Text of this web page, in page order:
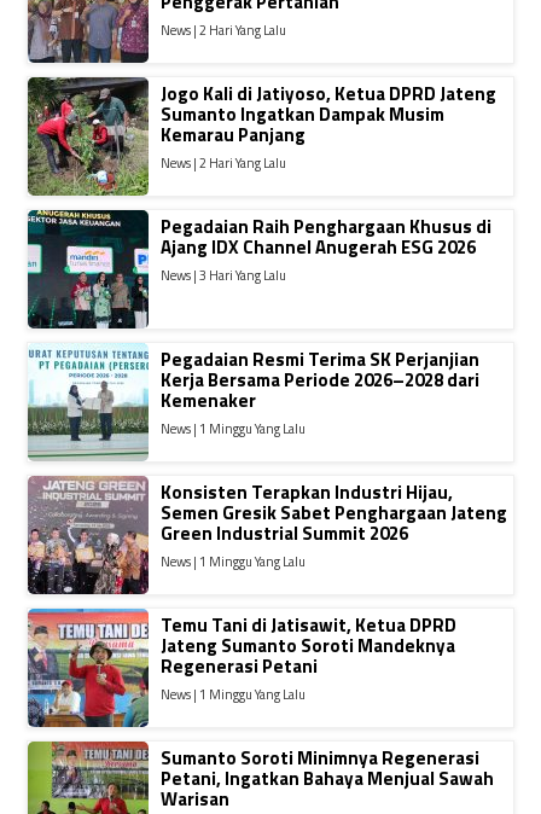
News | 2 Hari Yang Lalu
Jogo Kali di Jatiyoso, Ketua DPRD Jateng
Sumanto Ingatkan Dampak Musim
Kemarau Panjang
News | 2 Hari Yang Lalu
Pegadaian Raih Penghargaan Khusus di
Ajang IDX Channel Anugerah ESG 2026
News | 3 Hari Yang Lalu
Pegadaian Resmi Terima SK Perjanjian
Kerja Bersama Periode 2026–2028 dari
Kemenaker
News | 1 Minggu Yang Lalu
Konsisten Terapkan Industri Hijau,
Semen Gresik Sabet Penghargaan Jateng
Green Industrial Summit 2026
News | 1 Minggu Yang Lalu
Temu Tani di Jatisawit, Ketua DPRD
Jateng Sumanto Soroti Mandeknya
Regenerasi Petani
News | 1 Minggu Yang Lalu
Sumanto Soroti Minimnya Regenerasi
Petani, Ingatkan Bahaya Menjual Sawah
Warisan